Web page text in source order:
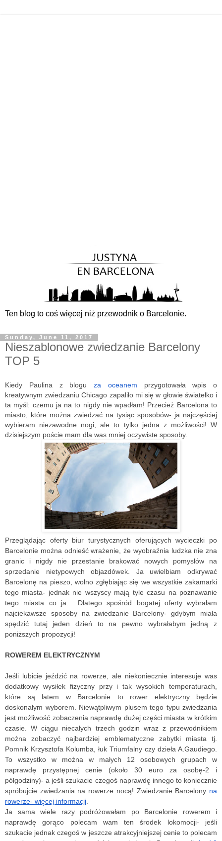
Ten blog to coś więcej niż przewodnik o Barcelonie.
Sunday, June 11, 2017
Nieszablonowe zwiedzanie Barcelony
TOP 5
Kiedy Paulina z blogu za oceanem przygotowała wpis o
kreatywnym zwiedzaniu Chicago zapaliło mi się w głowie światełko i
ta myśl: czemu ja na to nigdy nie wpadłam! Przecież Barcelona to
miasto, które można zwiedzać na tysiąc sposobów- ja najczęściej
wybieram niezawodne nogi, ale to tylko jedna z możliwości! W
dzisiejszym poście mam dla was mniej oczywiste sposoby.
Przeglądając oferty biur turystycznych oferujących wycieczki po
Barcelonie można odnieść wrażenie, że wyobraźnia ludzka nie zna
granic i nigdy nie przestanie brakować nowych pomysłów na
sprzedanie nietypowych objazdówek. Ja uwielbiam odkrywać
Barcelonę na pieszo, wolno zgłębiając się we wszystkie zakamarki
tego miasta- jednak nie wszyscy mają tyle czasu na poznawanie
tego miasta co ja… Dlatego spośród bogatej oferty wybrałam
najciekawsze sposoby na zwiedzanie Barcelony- gdybym miała
spędzić tutaj jeden dzień to na pewno wybrałabym jedną z
poniższych propozycji!
ROWEREM ELEKTRYCZNYM
Jeśli lubicie jeździć na rowerze, ale niekoniecznie interesuje was
dodatkowy wysiłek fizyczny przy i tak wysokich temperaturach,
które są latem w Barcelonie to rower elektryczny będzie
doskonałym wyborem. Niewątpliwym plusem tego typu zwiedzania
jest możliwość zobaczenia naprawdę dużej części miasta w krótkim
czasie. W ciągu niecałych trzech godzin wraz z przewodnikiem
można zobaczyć najbardziej emblematyczne zabytki miasta tj.
Pomnik Krzysztofa Kolumba, łuk Triumfalny czy dzieła A.Gaudiego.
To wszystko w można w małych 12 osobowych grupach w
naprawdę przystępnej cenie (około 30 euro za osobę-2 i
półgodziny)- a jeśli szukacie czegoś naprawdę innego to koniecznie
spróbujcie zwiedzania na rowerze nocą! Zwiedzanie Barcelony na
rowerze- więcej informacji.
Ja sama wiele razy podróżowałam po Barcelonie rowerem i
naprawdę gorąco polecam wam ten środek lokomocji- jeśli
szukacie jednak czegoś w jeszcze atrakcyjniejszej cenie to polecam